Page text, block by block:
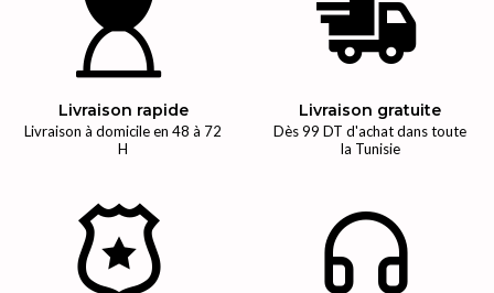
Livraison rapide
Livraison à domicile en 48 à 72
H
Livraison gratuite
Dès 99 DT d'achat dans toute
la Tunisie